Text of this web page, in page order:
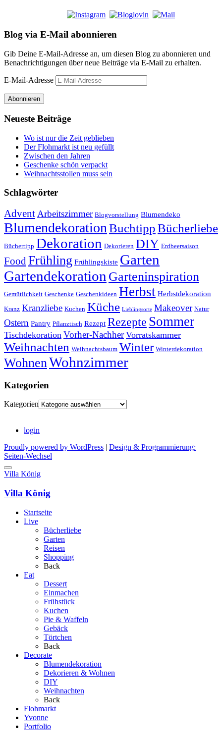
Blog via E-Mail abonnieren
Gib Deine E-Mail-Adresse an, um diesen Blog zu abonnieren und
Benachrichtigungen über neue Beiträge via E-Mail zu erhalten.
E-Mail-Adresse
Abonnieren
Neueste Beiträge
Wo ist nur die Zeit geblieben
Der Flohmarkt ist neu gefüllt
Zwischen den Jahren
Geschenke schön verpackt
Weihnachtsstollen muss sein
Schlagwörter
Advent Arbeitszimmer Blogvorstellung Blumendeko
Blumendekoration BuchtippBücherliebe
Büchertipp Dekoration Dekorieren DIY Erdbeersaison
FoodFrühling Frühlingskiste Garten
Gartendekoration Garteninspiration
Gemütlichkeit Geschenke Geschenkideen Herbst Herbstdekoration
Kranz Kranzliebe Kuchen Küche Lieblingsorte Makeover Natur
Ostern Pantry Pflanztisch Rezept Rezepte Sommer
Tischdekoration Vorher-Nachher Vorratskammer
Weihnachten Weihnachtsbaum Winter Winterdekoration
WohnenWohnzimmer
Kategorien
Kategorien
login
Proudly powered by WordPress
Design & Programmierung:
Seiten-Wechsel
Villa König
Villa König
Startseite
Live
Bücherliebe
Garten
Reisen
Shopping
Back
Eat
Dessert
Einmachen
Frühstück
Kuchen
Pie & Waffeln
Gebäck
Törtchen
Back
Decorate
Blumendekoration
Dekorieren & Wohnen
DIY
Weihnachten
Back
Flohmarkt
Yvonne
Portfolio